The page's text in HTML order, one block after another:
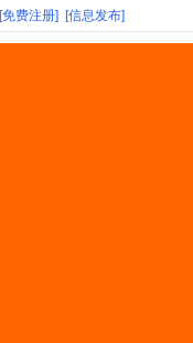
[免费注册] [信息发布]